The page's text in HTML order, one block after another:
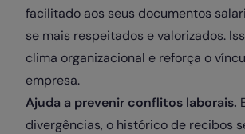
facilitado aos seus documentos
se mais respeitados e valorizados.
clima organizacional e reforça o
empresa.
Ajuda a prevenir conflitos laborais.
divergências, o histórico de recibos